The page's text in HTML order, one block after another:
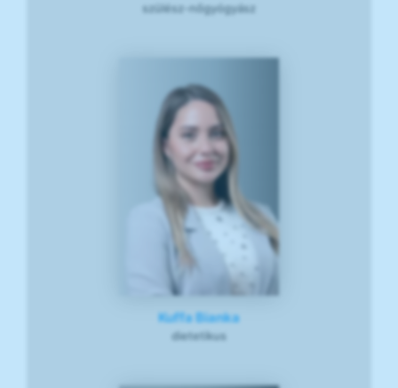
szülész-nőgyógyász
Kuffa Bianka
dietetikus